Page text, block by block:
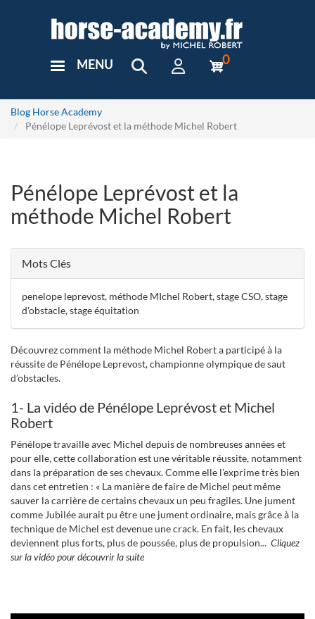
User
Custom
MENU 0
Blog Horse Academy
Pénélope Leprévost et la méthode Michel Robert
Pénélope Leprévost et la
méthode Michel Robert
Mots Clés
penelope leprevost, méthode MIchel Robert, stage CSO, stage
d'obstacle, stage équitation
Découvrez comment la méthode Michel Robert a participé à la
réussite de Pénélope Leprevost, championne olympique de saut
d’obstacles.
1- La vidéo de Pénélope Leprévost et Michel
Robert
Pénélope travaille avec Michel depuis de nombreuses années et
pour elle, cette collaboration est une véritable réussite, notamment
dans la préparation de ses chevaux. Comme elle l’exprime très bien
dans cet entretien : « La manière de faire de Michel peut même
sauver la carrière de certains chevaux un peu fragiles. Une jument
comme Jubilée aurait pu être une jument ordinaire, mais grâce à la
technique de Michel est devenue une crack. En fait, les chevaux
deviennent plus forts, plus de poussée, plus de propulsion... Cliquez
sur la vidéo pour découvrir la suite